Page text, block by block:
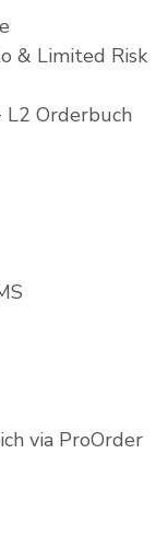
& Limited Risk
Orderbuch
via ProOrder